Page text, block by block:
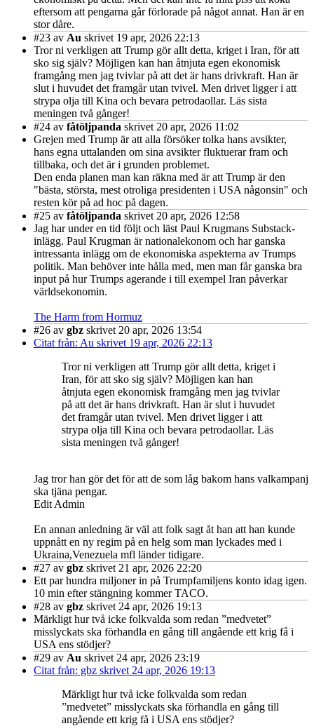
eftersom att pengarna går förlorade på något annat. Han är en
stor dåre.
#23 av Au skrivet 19 apr, 2026 22:13
Tror ni verkligen att Trump gör allt detta, kriget i Iran, för att
sko sig själv? Möjligen kan han åtnjuta egen ekonomisk
framgång men jag tvivlar på att det är hans drivkraft. Han är
slut i huvudet det framgår utan tvivel. Men drivet ligger i att
strypa olja till Kina och bevara petrodaollar. Läs sista
meningen två gånger!
#24 av fåtöljpanda skrivet 20 apr, 2026 11:02
Grejen med Trump är att alla försöker tolka hans avsikter,
hans egna uttalanden om sina avsikter fluktuerar fram och
tillbaka, och det är i grunden problemet.
Den enda planen man kan räkna med är att Trump är den
"bästa, största, mest otroliga presidenten i USA någonsin" och
resten kör på ad hoc på dagen.
#25 av fåtöljpanda skrivet 20 apr, 2026 12:58
Jag har under en tid följt och läst Paul Krugmans Substack-
inlägg. Paul Krugman är nationalekonom och har ganska
intressanta inlägg om de ekonomiska aspekterna av Trumps
politik. Man behöver inte hålla med, men man får ganska bra
input på hur Trumps agerande i till exempel Iran påverkar
världsekonomin.
The Harm from Hormuz
#26 av gbz skrivet 20 apr, 2026 13:54
Citat från: Au skrivet 19 apr, 2026 22:13
Tror ni verkligen att Trump gör allt detta, kriget i
Iran, för att sko sig själv? Möjligen kan han
åtnjuta egen ekonomisk framgång men jag tvivlar
på att det är hans drivkraft. Han är slut i huvudet
det framgår utan tvivel. Men drivet ligger i att
strypa olja till Kina och bevara petrodaollar. Läs
sista meningen två gånger!
Jag tror han gör det för att de som låg bakom hans valkampanj
ska tjäna pengar.
Edit Admin
En annan anledning är väl att folk sagt åt han att han kunde
uppnått en ny regim på en helg som man lyckades med i
Ukraina,Venezuela mfl länder tidigare.
#27 av gbz skrivet 21 apr, 2026 22:20
Ett par hundra miljoner in på Trumpfamiljens konto idag igen.
10 min efter stängning kommer TACO.
#28 av gbz skrivet 24 apr, 2026 19:13
Märkligt hur två icke folkvalda som redan ”medvetet”
misslyckats ska förhandla en gång till angående ett krig få i
USA ens stödjer?
#29 av Au skrivet 24 apr, 2026 23:19
Citat från: gbz skrivet 24 apr, 2026 19:13
Märkligt hur två icke folkvalda som redan
”medvetet” misslyckats ska förhandla en gång till
angående ett krig få i USA ens stödjer?